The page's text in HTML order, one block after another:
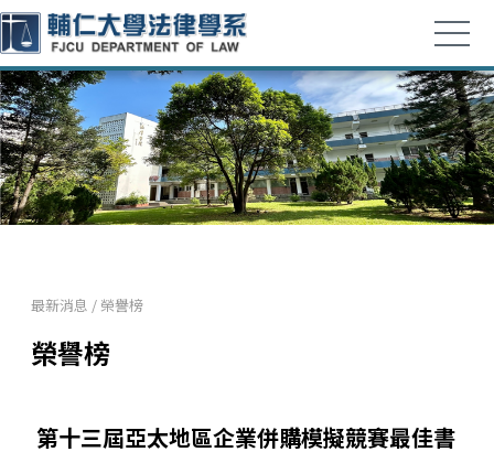
最新消息 / 榮譽榜
榮譽榜
第十三屆亞太地區企業併購模擬競賽最佳書